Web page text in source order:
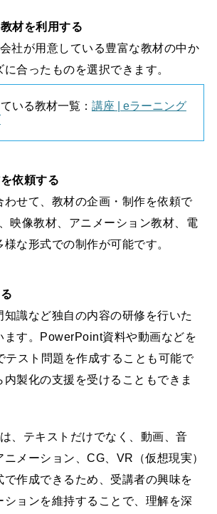
材を利用する
社が用意している豊富な教材の中か
合ったものを選択できます。
いる教材一覧： 講座 | eラーニング
依頼する
わせて、教材の企画・制作を依頼で
映像教材、アニメーション教材、電
な形式での制作が可能です。
知識など独自の内容の研修を行いた
ます。PowerPoint資料や動画などを
テスト問題を作成することも可能で
製化の支援を受けることもできま
、テキストだけでなく、動画、音
メーション、CG、VR（仮想現実）
で作成できるため、受講者の興味を
ションを維持することで、理解を深